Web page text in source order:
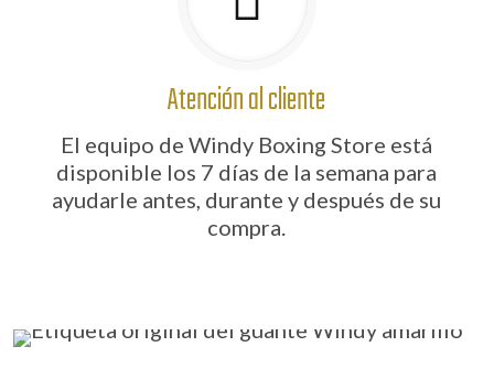
Atención al cliente
El equipo de Windy Boxing Store está
disponible los 7 días de la semana para
ayudarle antes, durante y después de su
compra.